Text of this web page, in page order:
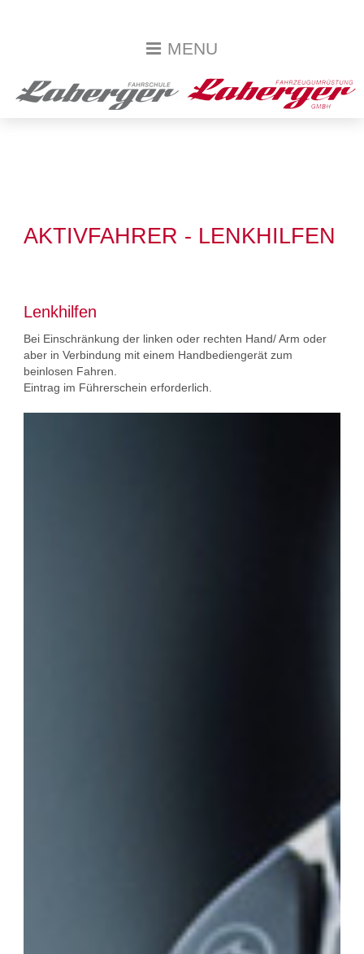
MENU
AKTIVFAHRER - LENKHILFEN
Lenkhilfen
Bei Einschränkung der linken oder rechten Hand/ Arm oder
aber in Verbindung mit einem Handbediengerät zum
beinlosen Fahren.
Eintrag im Führerschein erforderlich.